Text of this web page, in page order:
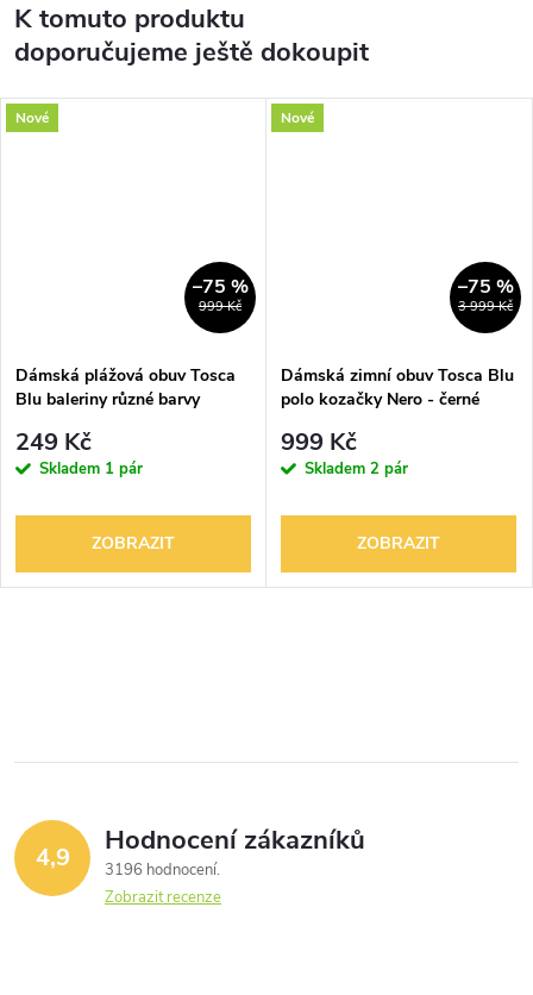
K tomuto produktu
doporučujeme ještě dokoupit
Nové
999 Kč
–75 %
Dámská plážová obuv Tosca
Blu baleriny různé barvy
249 Kč
Skladem 1 pár
ZOBRAZIT
Nové
3 999 Kč
–75 %
Dámská zimní obuv Tosca Blu
polo kozačky Nero - černé
999 Kč
Skladem 2 pár
ZOBRAZIT
4,9 Hodnocení zákazníků
3196 hodnocení
Zobrazit recenze